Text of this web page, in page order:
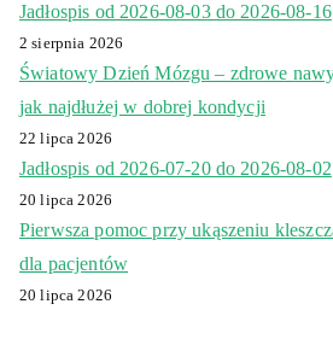
Jadłospis od 2026-08-03 do 2026-08-16
2 sierpnia 2026
Światowy Dzień Mózgu – zdrowe
jak najdłużej w dobrej kondycji
22 lipca 2026
Jadłospis od 2026-07-20 do 2026-08-02
20 lipca 2026
Pierwsza pomoc przy ukąszeniu
dla pacjentów
20 lipca 2026